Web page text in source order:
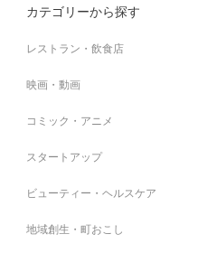
カテゴリーから探す
レストラン・飲食店
映画・動画
コミック・アニメ
スタートアップ
ビューティー・ヘルスケア
地域創生・町おこし